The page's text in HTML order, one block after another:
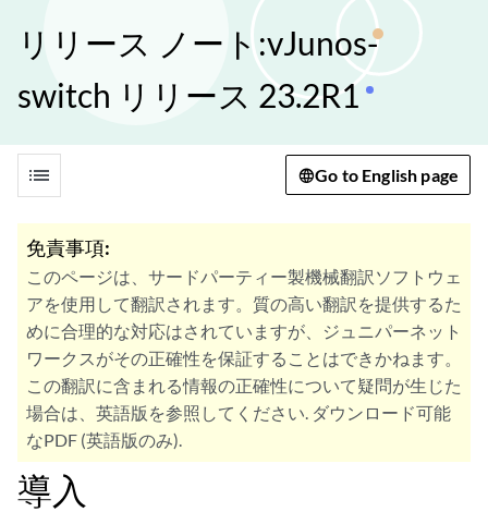
リリース ノート:vJunos-
switch リリース 23.2R1
list Go to English page
免責事項:
このページは、サードパーティー製機械翻訳ソフトウェ
アを使用して翻訳されます。質の高い翻訳を提供するた
めに合理的な対応はされていますが、ジュニパーネット
ワークスがその正確性を保証することはできかねます。
この翻訳に含まれる情報の正確性について疑問が生じた
場合は、英語版を参照してください. ダウンロード可能
なPDF (英語版のみ).
導入